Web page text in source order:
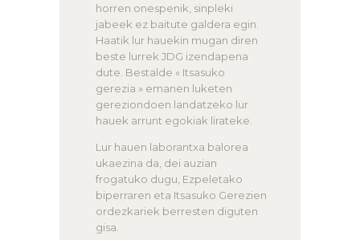
horren onespenik, sinpleki
jabeek ez baitute galdera egin.
Haatik lur hauekin mugan diren
beste lurrek JDG izendapena
dute. Bestalde « Itsasuko
gerezia » emanen luketen
gereziondoen landatzeko lur
hauek arrunt egokiak lirateke.
Lur hauen laborantxa balorea
ukaezina da, dei auzian
frogatuko dugu, Ezpeletako
biperraren eta Itsasuko Gerezien
ordezkariek berresten diguten
gisa.